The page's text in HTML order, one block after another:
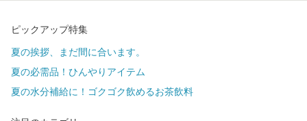
ピックアップ特集
夏の挨拶、まだ間に合います。
夏の必需品！ひんやりアイテム
夏の水分補給に！ゴクゴク飲めるお茶飲料